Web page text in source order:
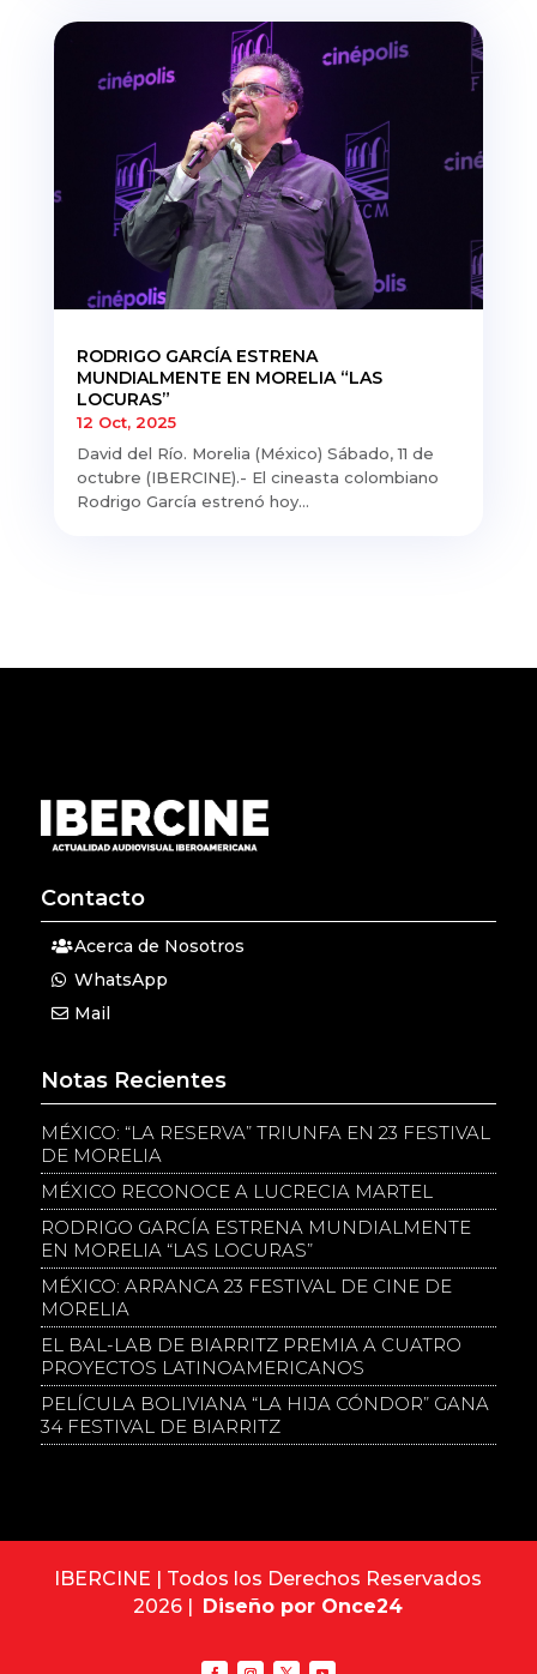
RODRIGO GARCÍA ESTRENA
MUNDIALMENTE EN MORELIA “LAS
LOCURAS”
12 Oct, 2025
David del Río. Morelia (México) Sábado, 11 de
octubre (IBERCINE).- El cineasta colombiano
Rodrigo García estrenó hoy...
Contacto
Acerca de Nosotros
WhatsApp
Mail
Notas Recientes
MÉXICO: “LA RESERVA” TRIUNFA EN 23 FESTIVAL
DE MORELIA
MÉXICO RECONOCE A LUCRECIA MARTEL
RODRIGO GARCÍA ESTRENA MUNDIALMENTE
EN MORELIA “LAS LOCURAS”
MÉXICO: ARRANCA 23 FESTIVAL DE CINE DE
MORELIA
EL BAL-LAB DE BIARRITZ PREMIA A CUATRO
PROYECTOS LATINOAMERICANOS
PELÍCULA BOLIVIANA “LA HIJA CÓNDOR” GANA
34 FESTIVAL DE BIARRITZ
IBERCINE | Todos los Derechos Reservados
2026 |
Diseño por Once24